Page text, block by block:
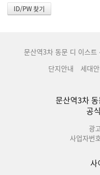
문산역3차 동문 디 이스트
단지안내
세대
문산역3차
공
광
사업자번
사